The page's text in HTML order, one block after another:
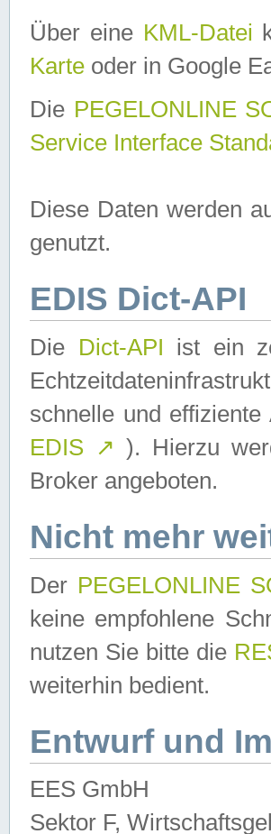
Über eine KML-Datei
Karte oder in Google
Die PEGELONLINE
Service Interface
Diese Daten werden
genutzt.
EDIS Dict-API
Die Dict-API ist ein
schnelle und
EDIS ↗ ). Hierzu
Broker angeboten.
Nicht mehr
Der PEGELONLINE
keine empfohlene
nutzen Sie bitte die
weiterhin bedient.
Entwurf und
EES GmbH
Sektor F,